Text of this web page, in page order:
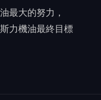
最大的努力，
力機油最終目標